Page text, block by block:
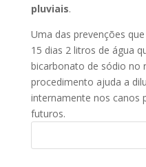
pluviais.
Uma das prevenções
15 dias 2 litros de água
bicarbonato de sódio no
procedimento ajuda a
internamente nos canos
futuros.